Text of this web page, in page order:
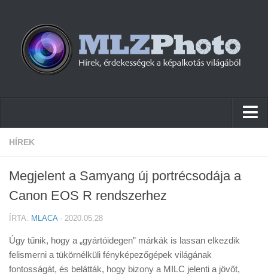
Hírek
Cikkek
Tudástár
Tanácsok
HÍREK
Megjelent a Samyang új portrécsodája a
Canon EOS R rendszerhez
ÍRTA: MLACA· 2020.05.28
Úgy tűnik, hogy a „gyártóidegen” márkák is lassan elkezdik
felismerni a tükörnélküli fényképezőgépek világának
fontosságát, és belátták, hogy bizony a MILC jelenti a jövőt,